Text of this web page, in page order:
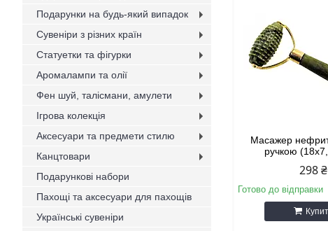
Масажер
ручкою
298 ₴
Готово до відправки
Подарунки на будь-який випадок
Сувеніри з різних країн
Статуетки та фігурки
Аромалампи та олії
Фен шуй, талісмани, амулети
Ігрова колекція
Аксесуари та предмети стилю
Канцтовари
Подарункові набори
Пахощі та аксесуари для пахощів
Українські сувеніри